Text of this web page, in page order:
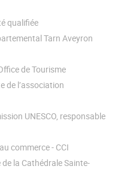
qualifiée
Tarn Aveyron
de Tourisme
de l’association
UNESCO, responsable
commerce - CCI
la Cathédrale Sainte-